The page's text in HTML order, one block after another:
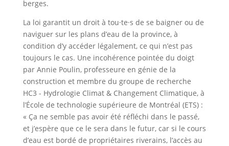
berges.
La loi garantit un droit à tou·te·s de se baigner ou de
naviguer sur les plans d’eau de la province, à
condition d’y accéder légalement, ce qui n’est pas
toujours le cas. Une incohérence pointée du doigt
par Annie Poulin, professeure en génie de la
construction et membre du groupe de recherche
HC3 - Hydrologie Climat & Changement Climatique, à
l’École de technologie supérieure de Montréal (ETS) :
« Ça ne semble pas avoir été réfléchi dans le passé,
et j’espère que ce le sera dans le futur, car si le cours
d’eau est bordé de propriétaires riverains, l’accès au